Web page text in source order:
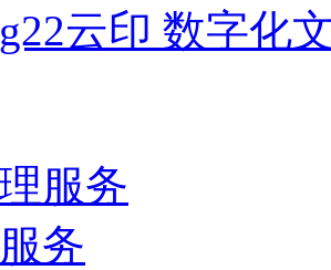
云印 数字化
服务
务